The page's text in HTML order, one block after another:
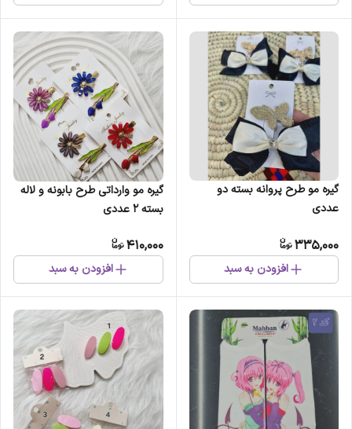
گیره مو طرح پروانه بسته دو
عددی
335,000
افزودن به سبد
گیره مو وارداتی طرح بابونه و لاله
بسته 2 عددی
410,000
افزودن به سبد